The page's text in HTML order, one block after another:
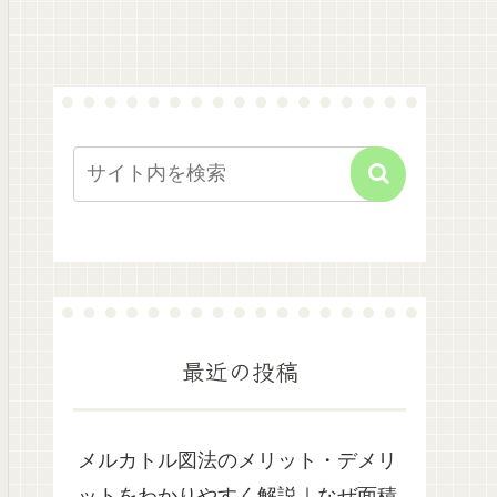
最近の投稿
メルカトル図法のメリット・デメリ